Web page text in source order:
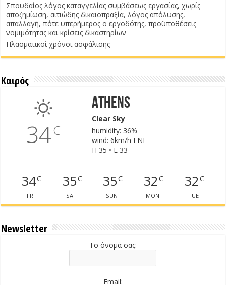
Σπουδαίος λόγος καταγγελίας συμβάσεως εργασίας, χωρίς
αποζημίωση, αιτιώδης δικαιοπραξία, λόγος απόλυσης,
απαλλαγή, πότε υπερήμερος ο εργοδότης, προϋποθέσεις
νομιμότητας και κρίσεις δικαστηρίων
Πλασματικοί χρόνοι ασφάλισης
Καιρός
34C
Athens
Clear Sky
humidity: 36%
wind: 6km/h ENE
H 35 • L 33
34C
FRI
35C
SAT
35C
SUN
32C
MON
32C
TUE
Newsletter
Το όνομά σας:
Email: